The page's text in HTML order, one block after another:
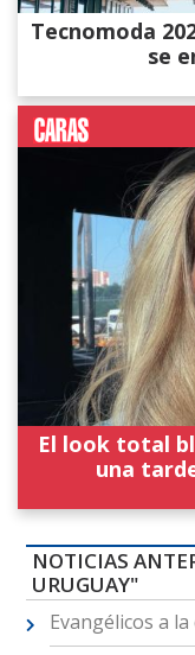
Tecnomoda
se
El look total
una
NOTICIAS
URUGUAY"
Evangélicos a